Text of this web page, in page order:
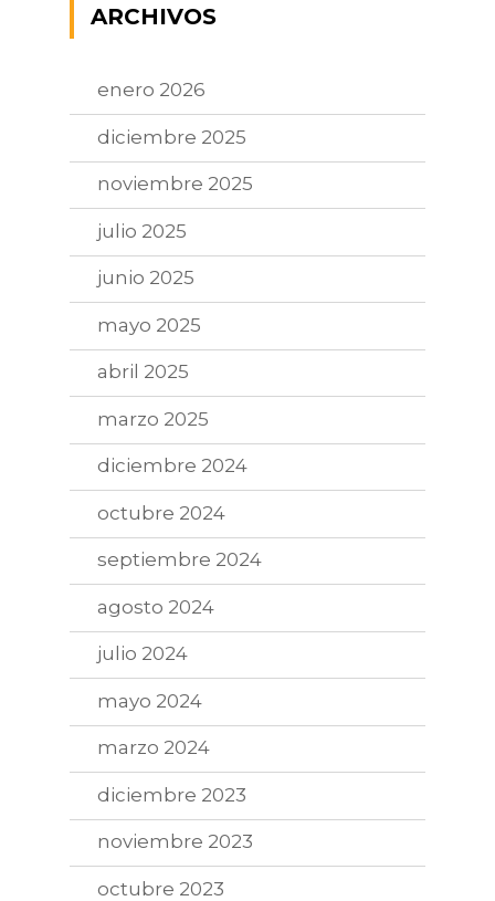
ARCHIVOS
enero 2026
diciembre 2025
noviembre 2025
julio 2025
junio 2025
mayo 2025
abril 2025
marzo 2025
diciembre 2024
octubre 2024
septiembre 2024
agosto 2024
julio 2024
mayo 2024
marzo 2024
diciembre 2023
noviembre 2023
octubre 2023